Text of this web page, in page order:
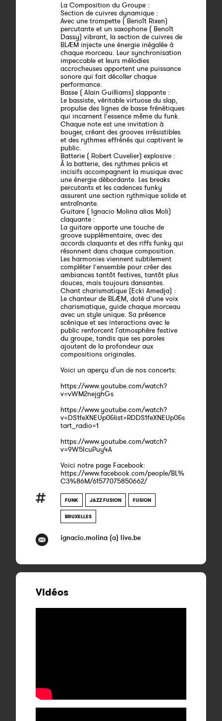
La Composition du Groupe :
Section de cuivres dynamique :
Avec une trompette ( Benoît Rixen)
percutante et un saxophone ( Benoît
Dassy) vibrant, la section de cuivres de
BLÆM injecte une énergie inégalée à
chaque morceau. Leur synchronisation
impeccable et leurs mélodies
accrocheuses apportent une puissance
sonore qui fait décoller chaque
performance.
Basse ( Alain Guilliams) slappante :
Le bassiste, véritable virtuose du slap,
propulse des lignes de basse frénétiques
qui incarnent l’essence même du funk.
Chaque note est une invitation à
bouger, créant des grooves irrésistibles
et des rythmes effrénés qui captivent le
public.
Batterie ( Robert Cuvelier) explosive :
À la batterie, des rythmes précis et
incisifs accompagnent la musique avec
une énergie débordante. Les breaks
percutants et les cadences funky
assurent une section rythmique solide et
entraînante.
Guitare ( Ignacio Molina alias Moli)
claquante :
La guitare apporte une touche de
groove supplémentaire, avec des
accords claquants et des riffs funky qui
résonnent dans chaque composition.
Les harmonies viennent subtilement
compléter l’ensemble pour créer des
ambiances tantôt festives, tantôt plus
douces, mais toujours dansantes.
Chant charismatique (Ecki Amedja) :
Le chanteur de BLÆM, doté d’une voix
charismatique, guide chaque morceau
avec un style unique. Sa présence
scénique et ses interactions avec le
public renforcent l'atmosphère festive
du groupe, tandis que ses paroles
ajoutent de la profondeur aux
compositions originales.
Voici un aperçu d'un de nos concerts:
https://www.youtube.com/watch?
v=vWM2nejghGs
https://www.youtube.com/watch?
v=DS1feXNEUp0&list=RDDS1feXNEUp0&s
tart_radio=1
https://www.youtube.com/watch?
v=9W5IcuPuy4A
Voici notre page Facebook:
https://www.facebook.com/people/BL%
C3%86M/61577075850662/
FUNK JAZZ FUSION FUSION
BRUXELLES
ignacio.molina (a) live.be
Vidéos